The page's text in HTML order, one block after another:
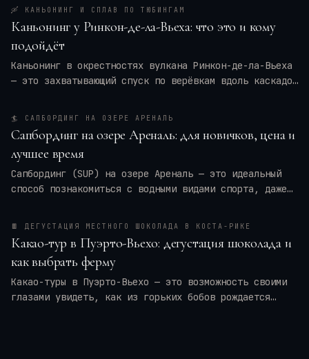
🛶 КАНЬОНИНГ И СПЛАВ ПО ТЮБИНГАМ
Каньонинг у Ринкон-де-ла-Вьеха: что это и кому
подойдёт
Каньонинг в окрестностях вулкана Ринкон-де-ла-Вьеха
— это захватывающий спуск по верёвкам вдоль каскадов
новичков или только для профи? Мы разберём программу
тура, требования к физической форме, оптимальные
месяцы и актуальные цены на 2026 год. Вы также
получите практические советы по экипировке и
безопасности, чтобы ваше путешествие вКоста-Рику
🏄 САПБОРДИНГ НА ОЗЕРЕ АРЕНАЛЬ
Сапбординг на озере Ареналь: для новичков, цена и
лучшее время
Сапбординг (SUP) на озере Ареналь — это идеальный
способ познакомиться с водными видами спорта, даже
атмосферу. В этой статье я расскажу, сколько стоят
туры и аренда досок, когда лучше всего ехать, чтобы
избежать ветра и дождей, и как подготовиться к
первому выходу на SUP. Вы узнаете всё, чтобы
спланировать идеальный день на воде в Ла-Фортуне.
🍫 ДЕГУСТАЦИЯ МЕСТНОГО ШОКОЛАДА В КОСТА-РИКЕ
Какао-тур в Пуэрто-Вьехо: дегустация шоколада и
как выбрать ферму
Какао-туры в Пуэрто-Вьехо — это возможность своими
глазами увидеть, как из горьких бобов рождается